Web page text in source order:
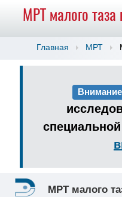
МРТ малого
Главная МРТ
МРТ малого